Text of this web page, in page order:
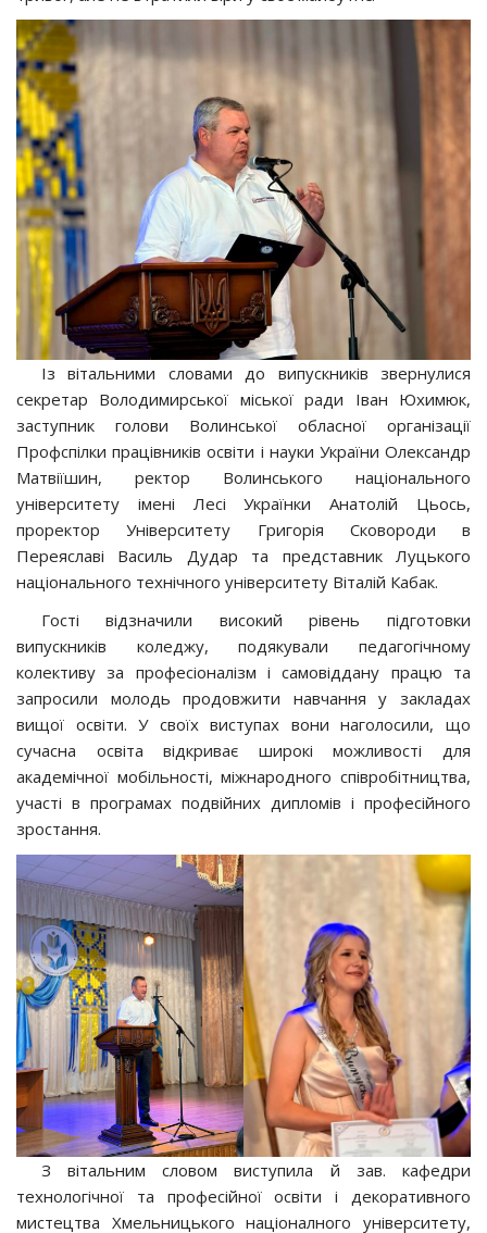
Із вітальними словами до випускників звернулися
секретар Володимирської міської ради Іван Юхимюк,
заступник голови Волинської обласної організації
Профспілки працівників освіти і науки України Олександр
Матвіїшин, ректор Волинського національного
університету імені Лесі Українки Анатолій Цьось,
проректор Університету Григорія Сковороди в
Переяславі Василь Дудар та представник Луцького
національного технічного університету Віталій Кабак.
Гості відзначили високий рівень підготовки
випускників коледжу, подякували педагогічному
колективу за професіоналізм і самовіддану працю та
запросили молодь продовжити навчання у закладах
вищої освіти. У своїх виступах вони наголосили, що
сучасна освіта відкриває широкі можливості для
академічної мобільності, міжнародного співробітництва,
участі в програмах подвійних дипломів і професійного
зростання.
З вітальним словом виступила й зав. кафедри
технологічної та професійної освіти і декоративного
мистецтва Хмельницького націоналного університету,